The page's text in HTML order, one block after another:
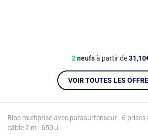
Bloc multiprise avec parasurtenseur - 6 prises
câble 2 m - 650 J
2neufsà partir de
VOIR TOUTES LES